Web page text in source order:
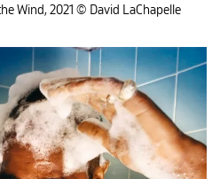
Wind, 2021 © David LaChapelle